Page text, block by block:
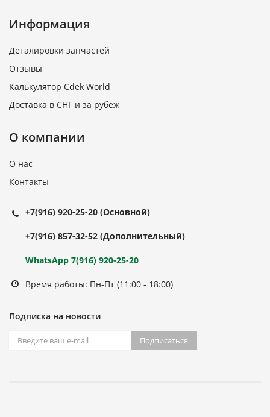
Информация
Деталировки запчастей
Отзывы
Калькулятор Cdek World
Доставка в СНГ и за рубеж
О компании
О нас
Контакты
+7(916) 920-25-20 (Основной)
+7(916) 857-32-52 (Дополнительный)
WhatsApp 7(916) 920-25-20
Время работы: Пн-Пт (11:00 - 18:00)
Подписка на новости
Подписаться